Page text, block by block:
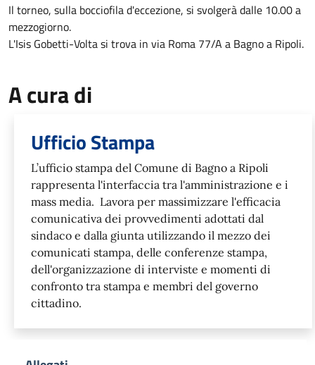
Il torneo, sulla bocciofila d'eccezione, si svolgerà dalle 10.00 a
mezzogiorno.
L'Isis Gobetti-Volta si trova in via Roma 77/A a Bagno a Ripoli.
A cura di
Ufficio Stampa
L’ufficio stampa del Comune di Bagno a Ripoli
rappresenta l'interfaccia tra l'amministrazione e i
mass media. Lavora per massimizzare l'efficacia
comunicativa dei provvedimenti adottati dal
sindaco e dalla giunta utilizzando il mezzo dei
comunicati stampa, delle conferenze stampa,
dell'organizzazione di interviste e momenti di
confronto tra stampa e membri del governo
cittadino.